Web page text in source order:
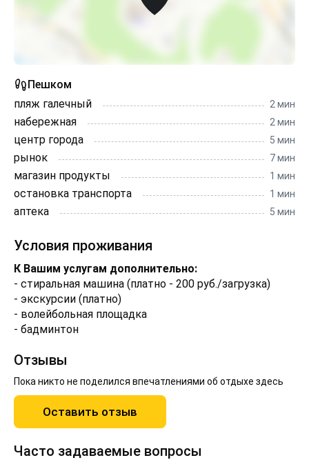
Пешком
пляж галечный
2 мин
набережная 2 мин
центр города 5 мин
рынок 7 мин
магазин продукты 1 мин
остановка транспорта 1 мин
аптека 5 мин
Условия проживания
К Вашим услугам дополнительно:
- стиральная машина (платно - 200 руб./загрузка)
- экскурсии (платно)
- волейбольная площадка
- бадминтон
Отзывы
Пока никто не поделился впечатлениями об отдыхе здесь
Оставить отзыв
Часто задаваемые вопросы